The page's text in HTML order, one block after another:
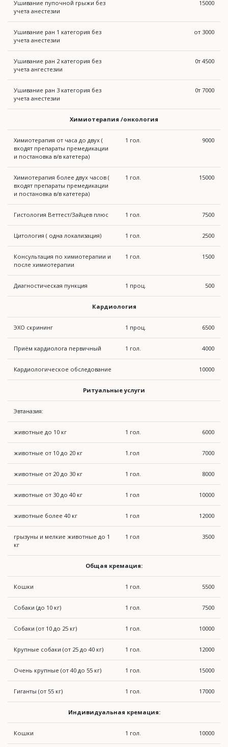
Ушивание пупочной грыжи без
учета анестезии
15000
Ушивание ран 1 категория без
учета анестезии
от 3000
Ушивание ран 2 категория без
учета ангестезии
0т 4500
Ушивание ран 3 категория без
учета анестезии
0т 7000
Химиотерапия /онкология
Химиотерапия от часа до двух (
входят препараты премедикации
и постановка в/в катетера)
1 гол. 9000
Химиотерапия более двух часов (
входят препараты премедикации
и постановка в/в катетера)
1 гол. 15000
Гистология Веттест/Зайцев плюс 1 гол. 7500
Цитология ( одна локализация) 1 гол. 2500
Консультация по химиотерапии и
после химиотерапии
1 гол. 1500
Диагностическая пункция 1 проц. 500
Кардиология
ЭХО скрининг 1 проц. 6500
Приём кардиолога первичный 1 гол. 4000
Кардиологическое обследование 10000
Ритуальные услуги
Эвтаназия:
животные до 10 кг 1 гол. 6000
животные от 10 до 20 кг 1.гол 7000
животные от 20 до 30 кг 1 гол. 8000
животные от 30 до 40 кг 1 гол 10000
животные более 40 кг 1 гол 12000
грызуны и мелкие животные до 1
кг
1 гол 3500
Общая кремация:
Кошки 1 гол. 5500
Собаки (до 10 кг) 1 гол. 7500
Собаки (от 10 до 25 кг) 1 гол. 10000
Крупные собаки (от 25 до 40 кг) 1 гол. 12000
Очень крупные (от 40 до 55 кг) 1 гол. 15000
Гиганты (от 55 кг) 1 гол. 17000
Индивидуальная кремация:
Кошки 1 гол. 10000